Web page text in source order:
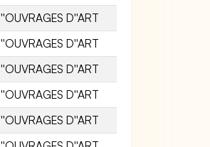
D''ART
D''ART
D''ART
D''ART
D''ART